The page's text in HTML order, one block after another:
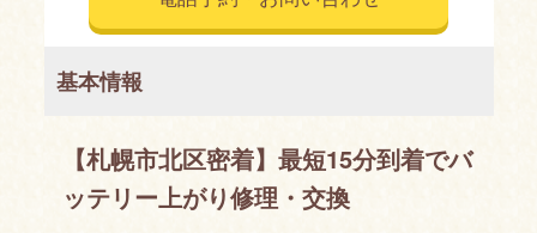
基本情報
【札幌市北区密着】最短15分到着でバ
ッテリー上がり修理・交換